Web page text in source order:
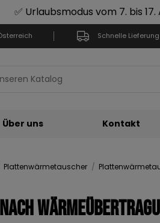
✅ Urlaubsmodus vom 7. bis
Schnelle
Über uns Kontakt
Plattenwärmetauscher